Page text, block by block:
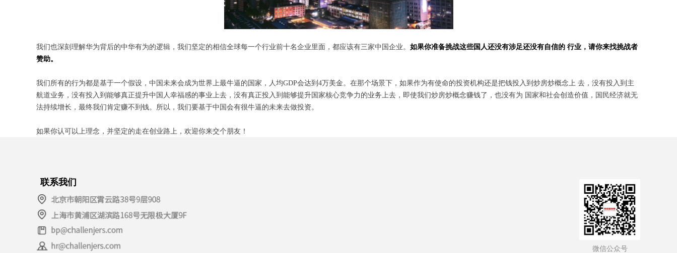
我们也深刻理解华为背后的中华有为的逻辑，我们坚定的相信全球每一个行业前十名企业里面，都应该有三家中国企业。 如果你准备挑战这些国人还没有涉足还没有自信的 行业，请你来找挑战者
赞助。
我们所有的行为都是基于一个假设，中国未来会成为世界上最牛逼的国家，人均GDP会达到4万美金。在那个场景下，如果作为有使命的投资机构还是把钱投入到炒房炒概念上 去，没有投入到主
航道业务，没有投入到能够真正提升中国人幸福感的事业上去，没有真正投入到能够提升国家核心竞争力的业务上去，即使我们炒房炒概念赚钱了，也没有为 国家和社会创造价值，国民经济就无
法持续增长，最终我们肯定赚不到钱。所以，我们要基于中国会有很牛逼的未来去做投资。
如果你认可以上理念，并坚定的走在创业路上，欢迎你来交个朋友！
联系我们
微信公众号